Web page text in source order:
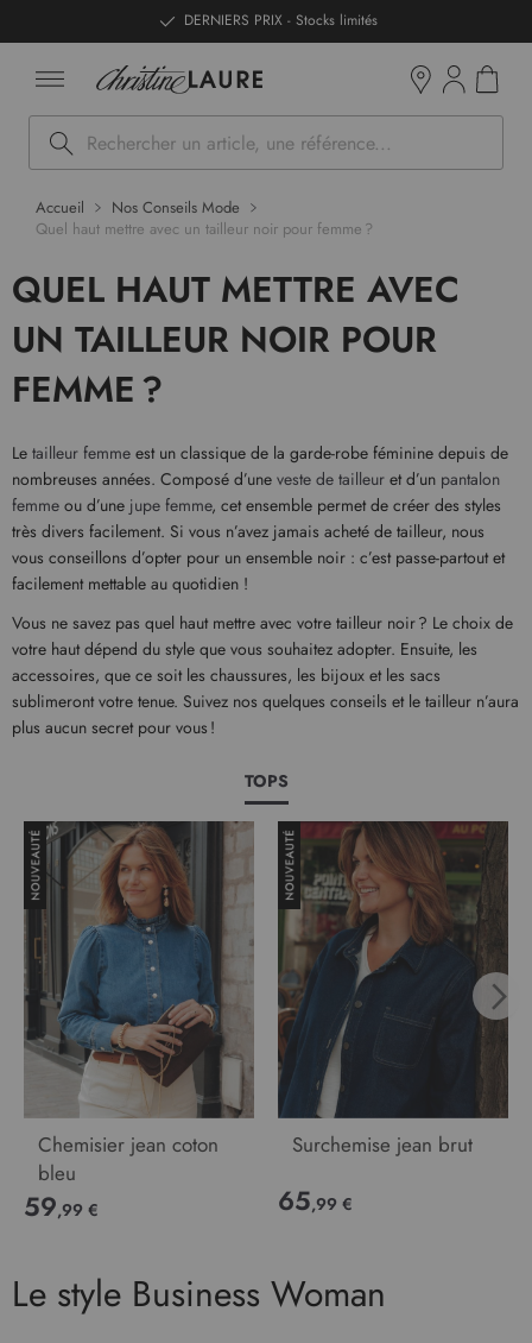
DERNIERS PRIX - Stocks limités
Rechercher
Accueil
Nos Conseils Mode
Quel haut mettre avec un tailleur noir pour femme ?
QUEL HAUT METTRE AVEC
UN TAILLEUR NOIR POUR
FEMME ?
Le tailleur femme est un classique de la garde-robe féminine depuis de
nombreuses années. Composé d’une veste de tailleur et d’un pantalon
femme ou d’une jupe femme, cet ensemble permet de créer des styles
très divers facilement. Si vous n’avez jamais acheté de tailleur, nous
vous conseillons d’opter pour un ensemble noir : c’est passe-partout et
facilement mettable au quotidien !
Vous ne savez pas quel haut mettre avec votre tailleur noir ? Le choix de
votre haut dépend du style que vous souhaitez adopter. Ensuite, les
accessoires, que ce soit les chaussures, les bijoux et les sacs
sublimeront votre tenue. Suivez nos quelques conseils et le tailleur n’aura
plus aucun secret pour vous !
TOPS
Chemisier jean coton
bleu
59,99 €
Surchemise jean brut
65,99 €
Le style Business Woman